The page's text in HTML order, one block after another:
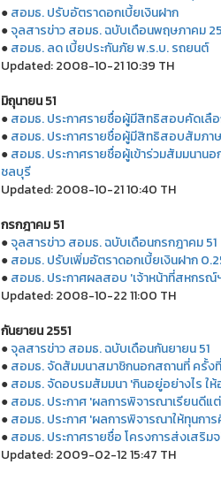
●สอมธ. ปรับอัตราดอกเบี้ยเงินฝาก
●จุลสารข่าว สอมธ. ฉบับเดือนพฤษภาคม
●สอมธ. ลด เบี้ยประกันภัย พ.ร.บ. รถยนต์
Updated: 2008-10-21 10:39 TH
มิถุนายน 51
●สอมธ. ประกาศรายชื่อผู้มีสิทธิสอบคัดเลือก
●สอมธ. ประกาศรายชื่อผู้มีสิทธิสอบสัมภ
●สอมธ. ประกาศรายชื่อผู้เข้าร่วมสัมมนาน
ชลบุรี
Updated: 2008-10-21 10:40 TH
กรกฎาคม 51
●จุลสารข่าว สอมธ. ฉบับเดือนกรกฎาคม 51
●สอมธ. ปรับเพิ่มอัตราดอกเบี้ยเงินฝาก
●สอมธ. ประกาศผลสอบ 'เจ้าหน้าที่สหกรณ์
Updated: 2008-10-22 11:00 TH
กันยายน 2551
●จุลสารข่าว สอมธ. ฉบับเดือนกันยายน 51
●สอมธ. จัดสัมมนาสมาชิกนอกสถานที่ ครั้ง
●สอมธ. จัดอบรมสัมมนา 'กินอยู่อย่างไร ใ
●สอมธ. ประกาศ 'ผลการพิจารณาเรียนดีแ
●สอมธ. ประกาศ 'ผลการพิจารณาให้ทุนกา
●สอมธ. ประกาศรายชื่อ โครงการส่งเสริ
Updated: 2009-02-12 15:47 TH